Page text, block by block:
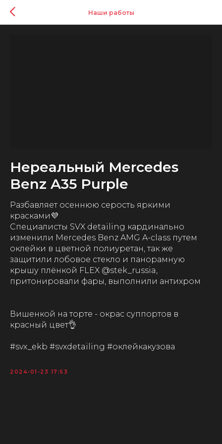
Наши работы
Нереальный Mercedes
Benz A35 Purple
Разбавляет осеннюю серость яркими
красками💜
Специалисты SVX detailing кардинально
изменили Mercedes Benz AMG A-class путем
оклейки в цветной полиуретан, так же
защитили лобовое стекло и панорамную
крышу плёнкой FLEX @stek_russia,
притонировали фары, выполнили антихром
Вишенкой на торте - окрас суппортов в
красный цвет👌
#svx_ekb #svxdetailing #оклейкакузова
2024-01-23 17:53